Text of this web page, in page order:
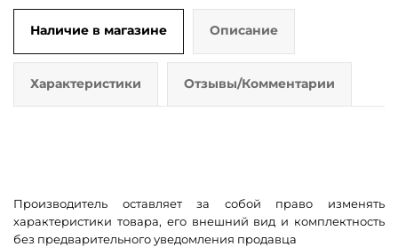
Наличие в магазине Описание
Характеристики Отзывы/Комментарии
Производитель оставляет за собой право изменять
характеристики товара, его внешний вид и комплектность
без предварительного уведомления продавца